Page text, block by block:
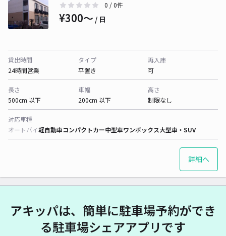
0 / 0件
¥300〜 / 日
貸出時間
24時間営業
タイプ
平置き
再入庫
可
長さ
500cm 以下
車幅
200cm 以下
高さ
制限なし
対応車種
オートバイ軽自動車コンパクトカー中型車ワンボックス大型車・SUV
詳細へ
アキッパは、簡単に駐車場予約ができ
る駐車場シェアアプリです